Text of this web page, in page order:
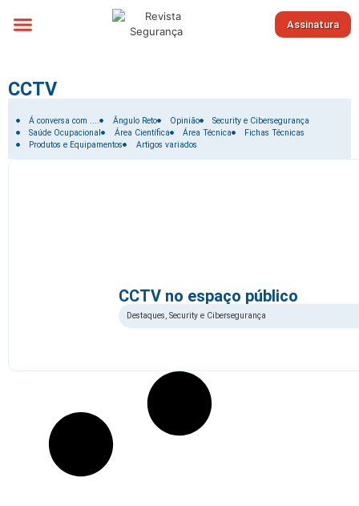
Assinatura
CCTV
Filtrar por:
Á conversa com .... Ângulo Reto Opinião
Security e Cibersegurança
Saúde Ocupacional
Área Científica Área Técnica
Fichas Técnicas
Produtos e Equipamentos
Artigos variados
CCTV no espaço público
Destaques, Security e Cibersegurança